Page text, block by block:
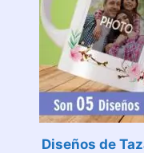
Diseños de